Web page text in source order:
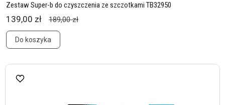
Zestaw Super-b do czyszczenia ze szczotkami TB32950
139,00 zł 189,00 zł
Do koszyka